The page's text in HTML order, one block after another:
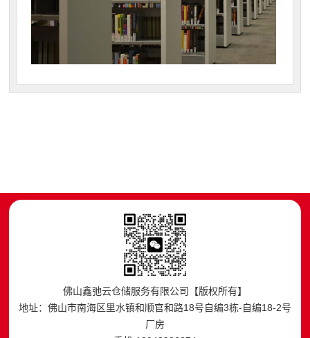
佛山鑫弛云仓储服务有限公司【版权所有】
地址：佛山市南海区里水镇和顺官和路18号自编3栋-自编18-2号
厂房